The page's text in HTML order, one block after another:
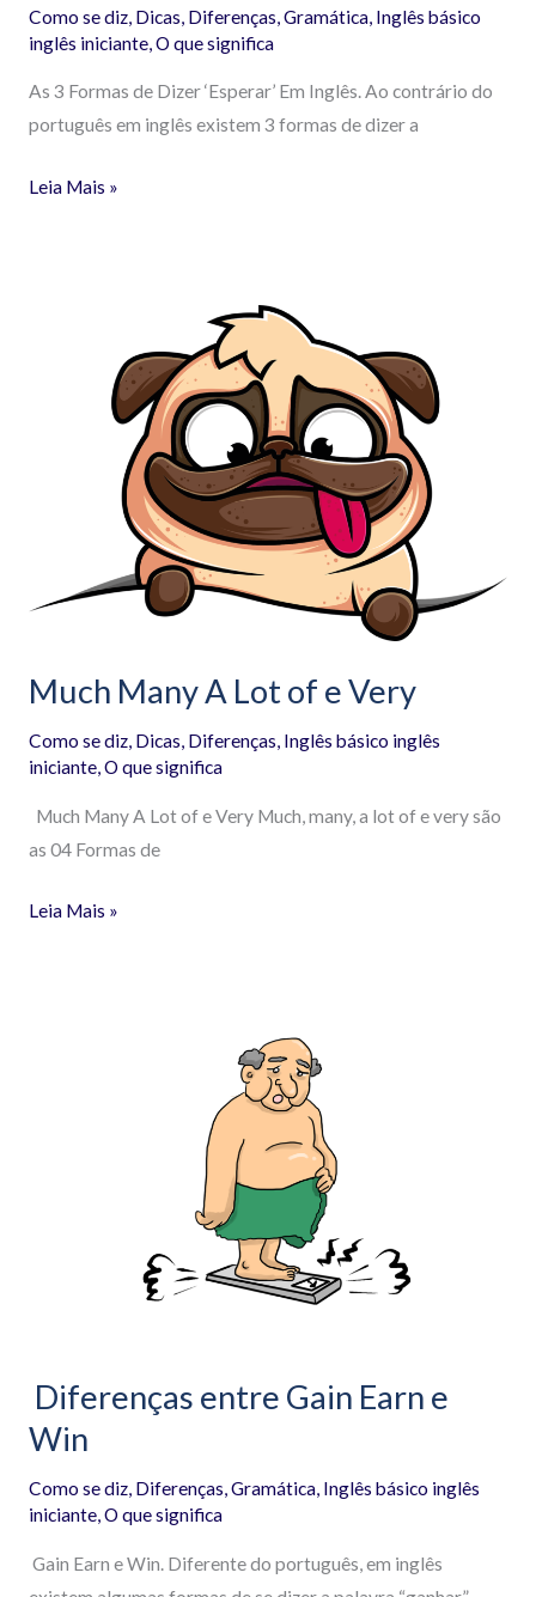
Como se diz, Dicas, Diferenças,Gramática, Inglês básico
inglês iniciante,O que significa
As 3 Formas de Dizer ‘Esperar’ Em Inglês. Ao contrário do
português em inglês existem 3 formas de dizer a
Leia Mais »
Much Many A Lot of e Very
Como se diz, Dicas, Diferenças, Inglês básico inglês
iniciante,O que significa
Much Many A Lot of e Very Much, many, a lot of e very são
as 04 Formas de
Leia Mais »
Diferenças entre Gain Earn e
Win
Como se diz, Diferenças,Gramática, Inglês básico inglês
iniciante,O que significa
Gain Earn e Win. Diferente do português, em inglês